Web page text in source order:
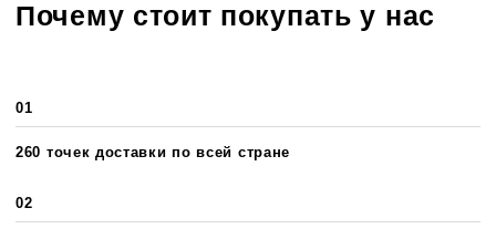
Почему стоит покупать у нас
01
260 точек доставки по всей стране
02